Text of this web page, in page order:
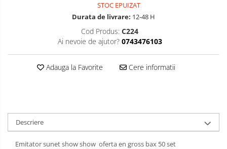
STOC EPUIZAT
Durata de livrare: 12-48 H
Cod Produs: C224
Ai nevoie de ajutor? 0743476103
Adauga la Favorite Cere informatii
Descriere
Emitator sunet show show oferta en gross bax 50 set